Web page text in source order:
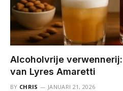
Alcoholvrije
van Lyres Amaretti
BY CHRIS JANUARI 21, 2026